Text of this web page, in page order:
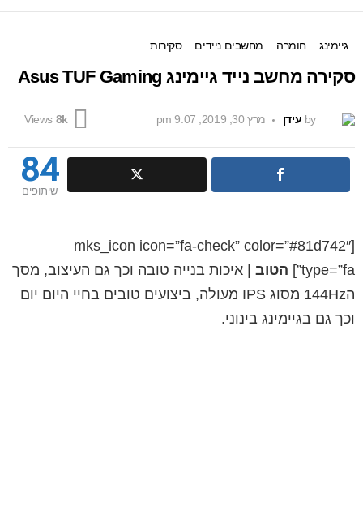
גיימינג חומרה מחשבים ניידים סקירות
סקירה מחשב נייד גיימינג Asus TUF Gaming
by עידן מרץ 30, 2019, 9:07 pm 8k
Views
84
שיתופים
[mks_icon icon=”fa-check” color=”#81d742″
type=”fa”]
הטוב | איכות בנייה טובה וכך גם העיצוב, מסך
ה144Hz מסוג IPS מעולה, ביצועים טובים בחיי היום יום
וכך גם בגיימינג בינוני.